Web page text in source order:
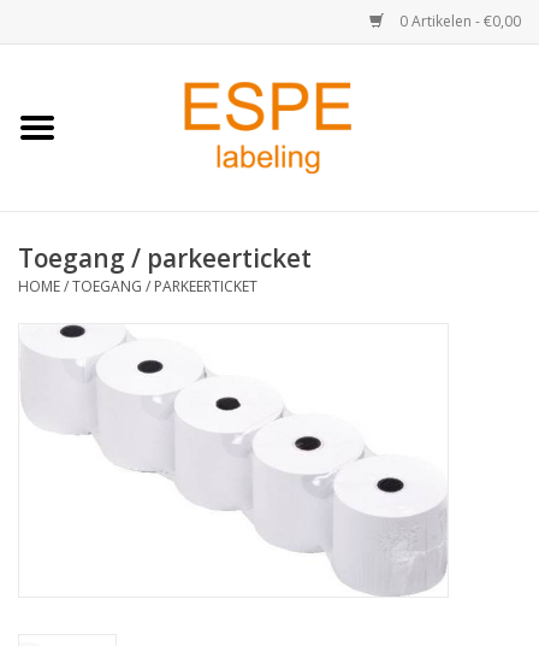
0 Artikelen - €0,00
Home
Retail
Horeca & Food
Kassa & Pinrollen
Toegang / parkeerticket
HOME/TOEGANG / PARKEERTICKET